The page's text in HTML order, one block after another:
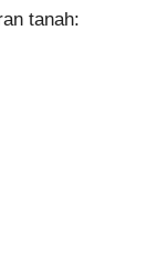
tanah: